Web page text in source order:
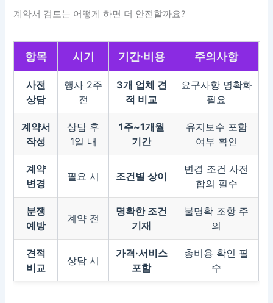
계약서 검토는 어떻게 하면 더 안전할까요?
항목 시기 기간·비용 주의사항
사전
상담
행사 2주
전
3개 업체 견
적 비교
요구사항 명확화
필요
계약서
작성
상담 후
1일 내
1주~1개월
기간
유지보수 포함
여부 확인
계약
변경
필요 시 조건별 상이
변경 조건 사전
합의 필수
분쟁
예방
계약 전
명확한 조건
기재
불명확 조항 주
의
견적
비교
상담 시
가격·서비스
포함
총비용 확인 필
수